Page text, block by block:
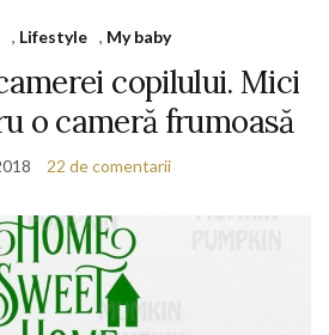
, Lifestyle , My baby
copilului. Mici
o cameră frumoasă
22 de comentarii